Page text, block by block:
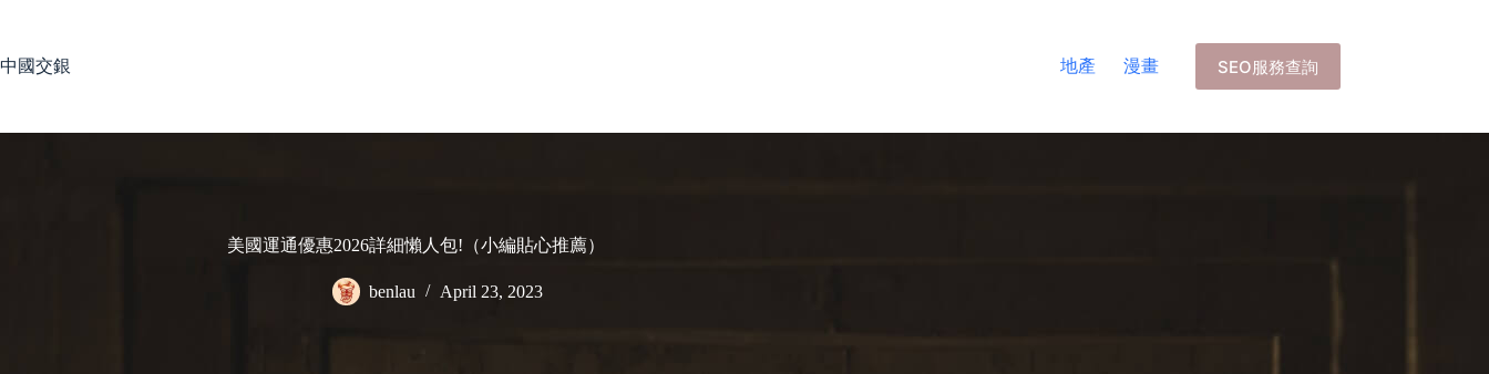
中國交銀
地產 漫畫 SEO服務查詢
美國運通優惠2026詳細懶人包!（小編貼心推薦）
benlau April 23, 2023